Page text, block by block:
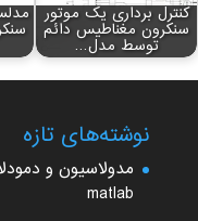
کنترل برداری یک موتور
سنکرون مغناطیس دائم
توسط مدل…
نوشته‌های تازه
مدولاسیون و
matlab